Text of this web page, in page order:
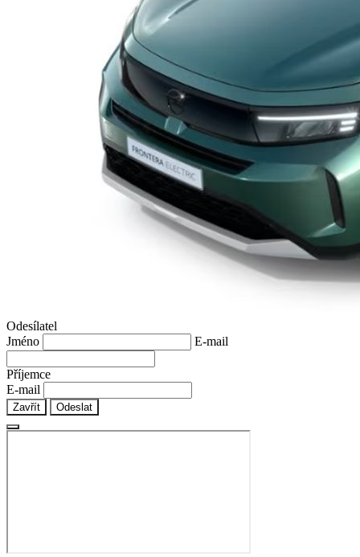
Odesílatel
Jméno
E-mail
Příjemce
E-mail
Zavřít Odeslat